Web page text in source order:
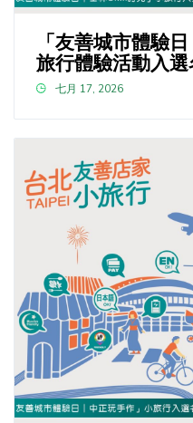
「友善城市體驗
旅行體驗活動入
七月 17, 2026